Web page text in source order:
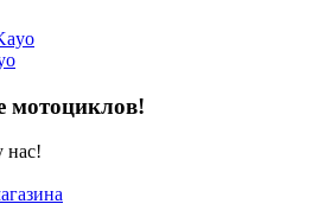
мотоциклов!
нас!